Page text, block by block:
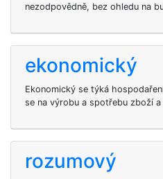
nezodpovědně, bez ohledu na
ekonomický
Ekonomický se týká
se na výrobu a spotřebu zboží a
rozumový